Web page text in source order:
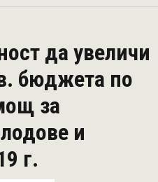
да увеличи
бюджета по
за
и
г.